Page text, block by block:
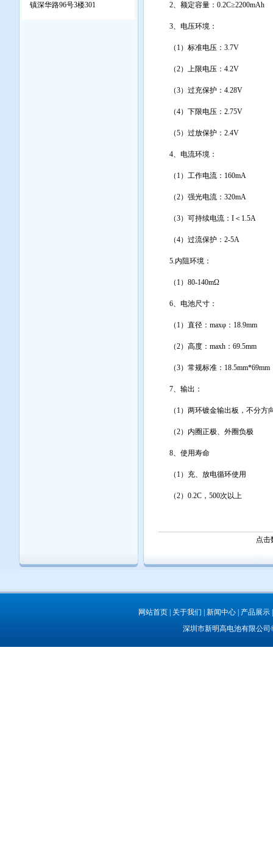
镇深华路96号3楼301
2、额定容量：0.2C≥2200mAh
3、电压环境：
（1）标准电压：3.7V
（2）上限电压：4.2V
（3）过充保护：4.28V
（4）下限电压：2.75V
（5）过放保护：2.4V
4、电流环境：
（1）工作电流：160mA
（2）强光电流：320mA
（3）可持续电流：I＜1.5A
（4）过流保护：2-5A
5.内阻环境：
（1）80-140mΩ
6、电池尺寸：
（1）直径：maxφ：18.9mm
（2）高度：maxh：69.5mm
（3）常规标准：18.5mm*69mm
7、输出：
（1）两环镀金输出板，不分方
（2）内圈正极、外圈负极
8、使用寿命
（1）充、放电循环使用
（2）0.2C，500次以上
点击
网站首页 关于我们 新闻中心 产品展示
深圳市新明高电池有限公